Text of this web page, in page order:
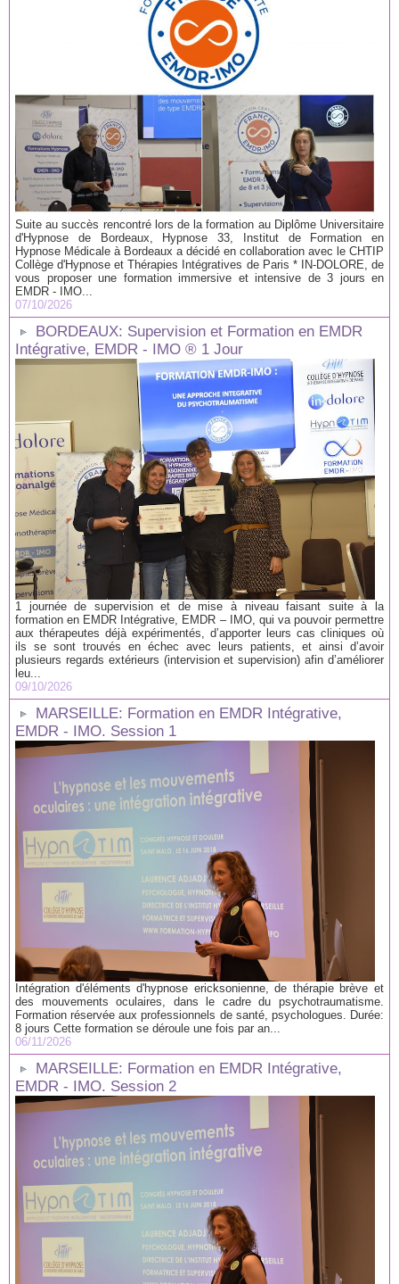
Suite au succès rencontré lors de la formation au Diplôme Universitaire
d'Hypnose de Bordeaux, Hypnose 33, Institut de Formation en
Hypnose Médicale à Bordeaux a décidé en collaboration avec le CHTIP
Collège d'Hypnose et Thérapies Intégratives de Paris * IN-DOLORE, de
vous proposer une formation immersive et intensive de 3 jours en
EMDR - IMO...
07/10/2026
BORDEAUX: Supervision et Formation en EMDR
Intégrative, EMDR - IMO ® 1 Jour
1 journée de supervision et de mise à niveau faisant suite à la
formation en EMDR Intégrative, EMDR – IMO, qui va pouvoir permettre
aux thérapeutes déjà expérimentés, d’apporter leurs cas cliniques où
ils se sont trouvés en échec avec leurs patients, et ainsi d’avoir
plusieurs regards extérieurs (intervision et supervision) afin d’améliorer
leu...
09/10/2026
MARSEILLE: Formation en EMDR Intégrative,
EMDR - IMO. Session 1
Intégration d'éléments d'hypnose ericksonienne, de thérapie brève et
des mouvements oculaires, dans le cadre du psychotraumatisme.
Formation réservée aux professionnels de santé, psychologues. Durée:
8 jours Cette formation se déroule une fois par an...
06/11/2026
MARSEILLE: Formation en EMDR Intégrative,
EMDR - IMO. Session 2